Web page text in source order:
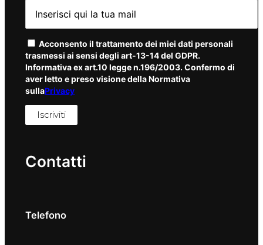
Acconsento il trattamento dei miei dati personali
trasmessi ai sensi degli art-13-14 del GDPR.
Informativa ex art.10 legge n.196/2003. Confermo di
aver letto e preso visione della Normativa
sullaPrivacy
Contatti
Telefono